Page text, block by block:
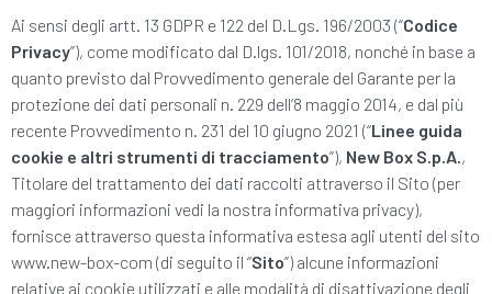
Ai sensi degli artt. 13 GDPR e 122 del D.Lgs. 196/2003 (“Codice
Privacy”), come modificato dal D.lgs. 101/2018, nonché in base a
quanto previsto dal Provvedimento generale del Garante per la
protezione dei dati personali n. 229 dell’8 maggio 2014, e dal più
recente Provvedimento n. 231 del 10 giugno 2021 (“Linee guida
cookie e altri strumenti di tracciamento”), New Box S.p.A.,
Titolare del trattamento dei dati raccolti attraverso il Sito (per
maggiori informazioni vedi la nostra informativa privacy),
fornisce attraverso questa informativa estesa agli utenti del sito
www.new-box-com (di seguito il “Sito”) alcune informazioni
relative ai cookie utilizzati e alle modalità di disattivazione degli